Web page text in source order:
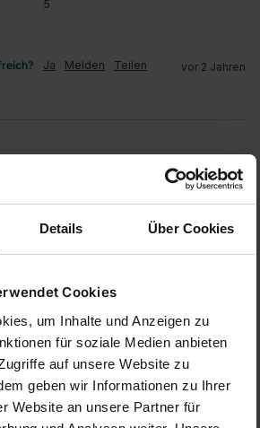
Details Über Cookies
Cookies
um Inhalte und Anzeigen zu
für soziale Medien anbieten
auf unsere Website zu
geben wir Informationen zu Ihrer
Website an unsere Partner für
5
Ja Melden Teilen vor 2 Jahren
mit Teleskopstiel, für alle glatten
spolverare: lo utilizzo per le porte ,
Molto pratico e maneggevole..
Ja Melden Teilen